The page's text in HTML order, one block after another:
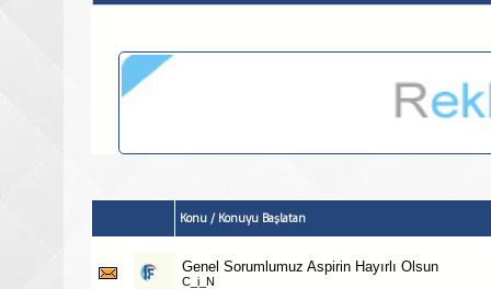
Konu / Konuyu Başlatan
Genel Sorumlumuz Aspirin Hayırlı Olsun
C_i_N